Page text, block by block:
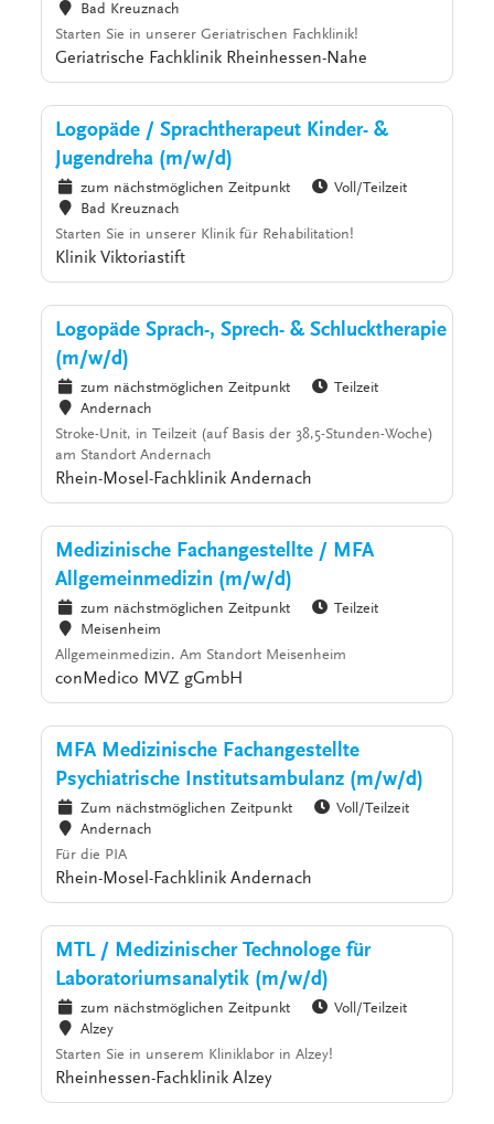
Bad Kreuznach
Starten Sie in unserer Geriatrischen Fachklinik!
Geriatrische Fachklinik Rheinhessen-Nahe
Logopäde / Sprachtherapeut Kinder- &
Jugendreha (m/w/d)
zum nächstmöglichen Zeitpunkt
Voll/Teilzeit
Bad Kreuznach
Starten Sie in unserer Klinik für Rehabilitation!
Klinik Viktoriastift
Logopäde Sprach-, Sprech- & Schlucktherapie
(m/w/d)
zum nächstmöglichen Zeitpunkt
Teilzeit
Andernach
Stroke-Unit, in Teilzeit (auf Basis der 38,5-Stunden-Woche)
am Standort Andernach
Rhein-Mosel-Fachklinik Andernach
Medizinische Fachangestellte / MFA
Allgemeinmedizin (m/w/d)
zum nächstmöglichen Zeitpunkt
Teilzeit
Meisenheim
Allgemeinmedizin. Am Standort Meisenheim
conMedico MVZ gGmbH
MFA Medizinische Fachangestellte
Psychiatrische Institutsambulanz (m/w/d)
Zum nächstmöglichen Zeitpunkt
Voll/Teilzeit
Andernach
Für die PIA
Rhein-Mosel-Fachklinik Andernach
MTL / Medizinischer Technologe für
Laboratoriumsanalytik (m/w/d)
zum nächstmöglichen Zeitpunkt
Voll/Teilzeit
Alzey
Starten Sie in unserem Kliniklabor in Alzey!
Rheinhessen-Fachklinik Alzey